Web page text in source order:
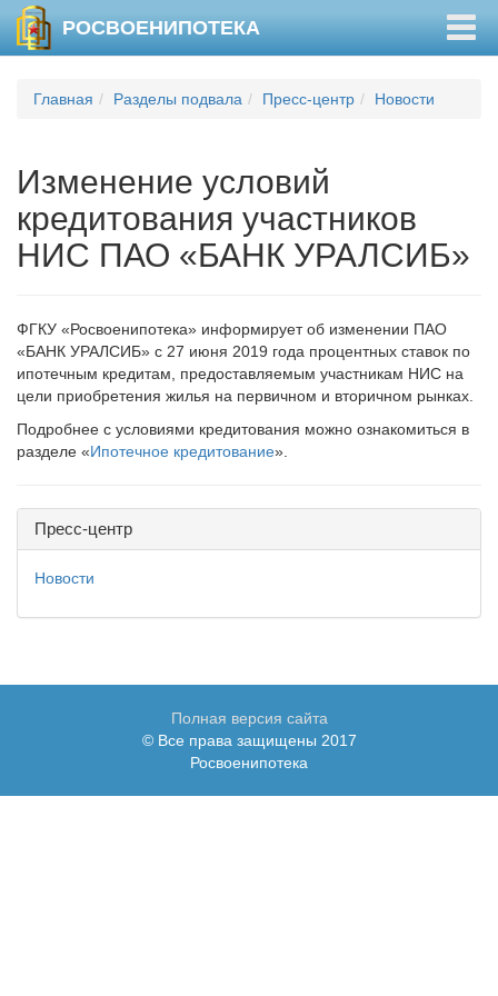
РОСВОЕНИПОТЕКА
Главная Разделы подвала Пресс-центр Новости
Изменение условий
кредитования участников
НИС ПАО «БАНК УРАЛСИБ»
ФГКУ «Росвоенипотека» информирует об изменении ПАО
«БАНК УРАЛСИБ» с 27 июня 2019 года процентных ставок по
ипотечным кредитам, предоставляемым участникам НИС на
цели приобретения жилья на первичном и вторичном рынках.
Подробнее с условиями кредитования можно ознакомиться в
разделе «Ипотечное кредитование».
Пресс-центр
Новости
Полная версия сайта
© Все права защищены 2017
Росвоенипотека